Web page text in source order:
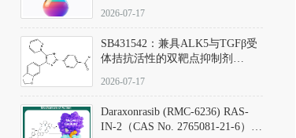
范
2026-07-17
SB431542：兼具ALK5与TGFβ受
体拮抗活性的双靶点抑制剂
D801067）
2026-07-17
Daraxonrasib (RMC-6236) RAS-
IN-2（CAS No. 2765081-21-6）：